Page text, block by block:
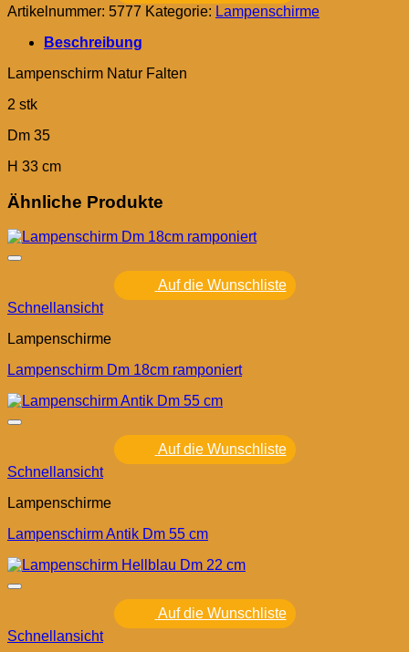
Artikelnummer: 5777 Kategorie: Lampenschirme
Beschreibung
Lampenschirm Natur Falten
2 stk
Dm 35
H 33 cm
Ähnliche Produkte
Auf die Wunschliste
Schnellansicht
Lampenschirme
Lampenschirm Dm 18cm ramponiert
Auf die Wunschliste
Schnellansicht
Lampenschirme
Lampenschirm Antik Dm 55 cm
Auf die Wunschliste
Schnellansicht